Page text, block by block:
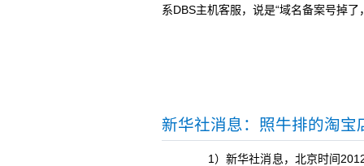
系DBS主机客服，说是“域名备案号掉
新华社消息：照牛排的淘宝
1）新华社消息，北京时间2012